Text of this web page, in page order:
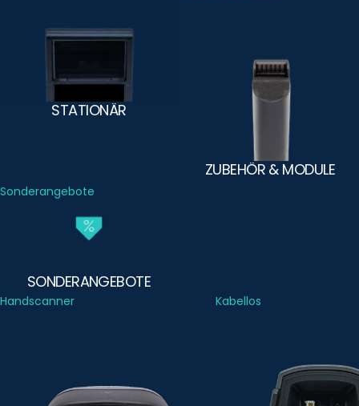
STATIONÄR
ZUBEHÖR & MODULE
Sonderangebote
SONDERANGEBOTE
Handscanner Kabellos